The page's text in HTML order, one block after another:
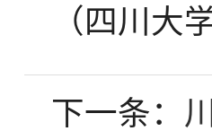
（四川大
下一条：